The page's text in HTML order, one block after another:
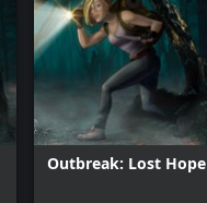
Outbreak: Lost Hope